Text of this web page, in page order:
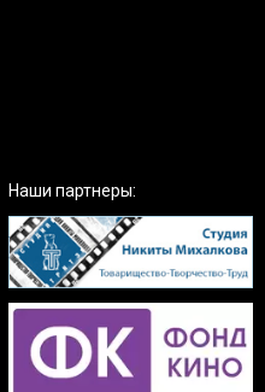
Наши партнеры: